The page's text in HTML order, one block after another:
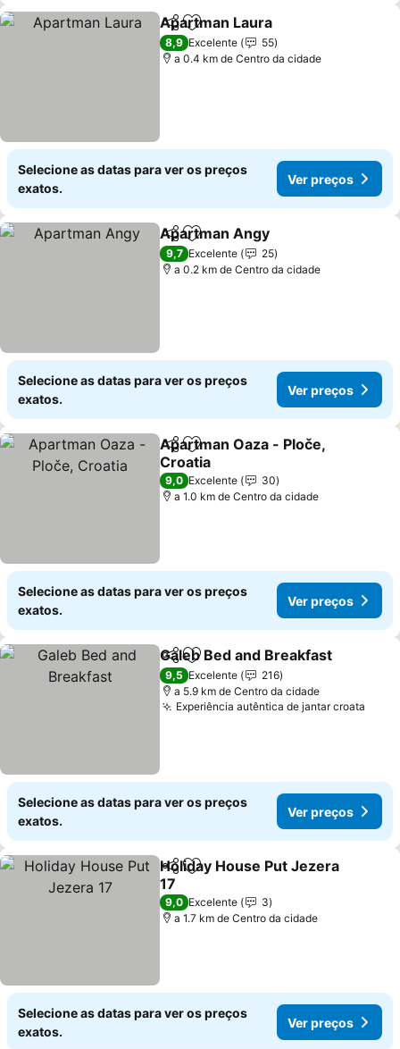
PartilharAdicionar aos favoritos
Apartman Laura
8,9 Excelente
55
a 0.4 km de Centro da cidade
Selecione as datas para ver os preços
exatos.
Ver preços
PartilharAdicionar aos favoritos
Apartman Angy
9,7 Excelente
25
a 0.2 km de Centro da cidade
Selecione as datas para ver os preços
exatos.
Ver preços
PartilharAdicionar aos favoritos
Apartman Oaza - Ploče,
Croatia
Ver preços
9,0 Excelente
30
a 1.0 km de Centro da cidade
Selecione as datas para ver os preços
exatos.
Ver preços
PartilharAdicionar aos favoritos
Galeb Bed and Breakfast
9,5 Excelente
216
a 5.9 km de Centro da cidade
Experiência autêntica de jantar croata
Selecione as datas para ver os preços
exatos.
Ver preços
PartilharAdicionar aos favoritos
Holiday House Put Jezera
17
Ver preços
9,0 Excelente
3
a 1.7 km de Centro da cidade
Selecione as datas para ver os preços
exatos.
Ver preços